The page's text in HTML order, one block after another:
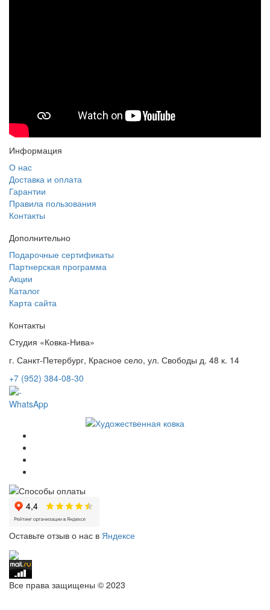
Информация
О нас
Доставка и оплата
Гарантии
Правила пользования
Контакты
Дополнительно
Подарочные сертификаты
Партнерская программа
Акции
Каталог
Карта сайта
Контакты
Студия «Ковка-Нива»
г. Санкт-Петербург, Красное село, ул. Свободы д. 48 к. 14
+7 (952) 384-08-30
WhatsApp
Оставьте отзыв о нас в Яндексе
Все права защищены © 2023